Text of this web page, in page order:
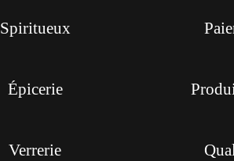
Spiritueux
Épicerie
Verrerie